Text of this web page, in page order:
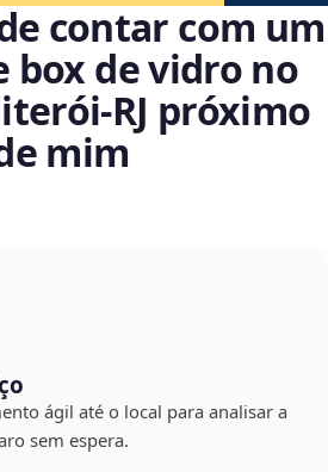
contar com um
box de vidro no
próximo
mim
ágil até o local para analisar a
sem espera.